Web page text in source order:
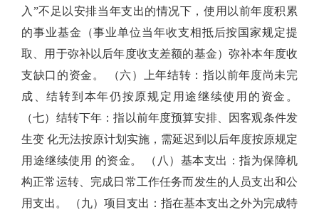
入”不足以安排当年支出的情况下，使用以前年度积累
的事业基金（事业单位当年收支相抵后按国家规定提
取、用于弥补以后年度收支差额的基金）弥补本年度收
支缺口的资金。 （六）上年结转：指以前年度尚未完
成、结转到本年仍按原规定用途继续使用的资金。
（七）结转下年：指以前年度预算安排、因客观条件发
生变 化无法按原计划实施，需延迟到以后年度按原规定
用途继续使用 的资金。 （八）基本支出：指为保障机
构正常运转、完成日常工作任务而发生的人员支出和公
用支出。 （九）项目支出：指在基本支出之外为完成特